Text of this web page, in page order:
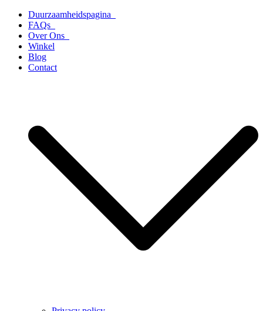
naar
inhoud
Duurzaamheidspagina
FAQs
Over Ons
Winkel
Blog
Contact